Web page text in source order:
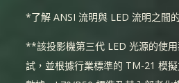
*了解 ANSI 流明與 LED 流明之間
**該投影機第三代 LED 光源的使
試，並根據行業標準的 TM-21 模